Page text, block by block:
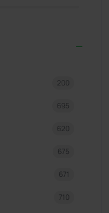
200
695
620
675
671
710